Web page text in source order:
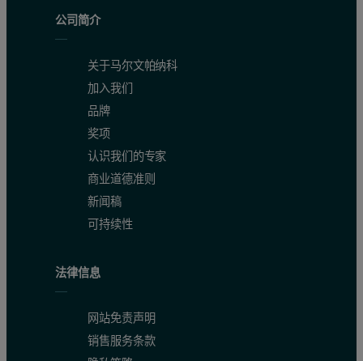
公司简介
关于马尔文帕纳科
加入我们
品牌
奖项
认识我们的专家
商业道德准则
新闻稿
可持续性
法律信息
网站免责声明
销售服务条款